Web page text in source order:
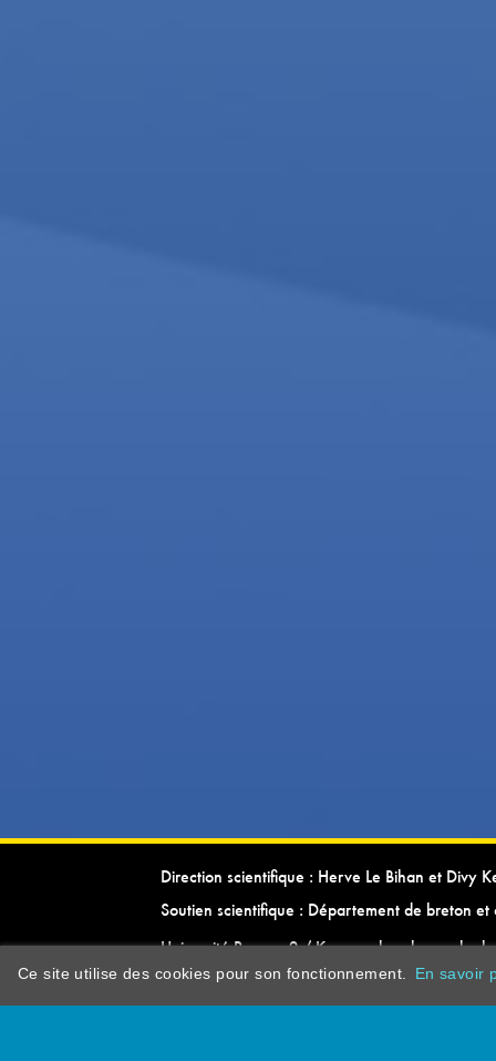
Direction scientifique : Herve Le Bihan et Divy
Soutien scientifique : Département de breton et
Université Rennes 2 / Kevrenn brezhoneg ha
Ce site utilise des cookies pour son fonctionnement. En savoir